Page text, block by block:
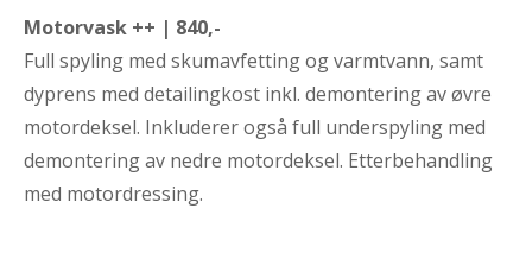
Motorvask ++ | 840,-
Full spyling med skumavfetting og varmtvann, samt
dyprens med detailingkost inkl. demontering av øvre
motordeksel. Inkluderer også full underspyling med
demontering av nedre motordeksel. Etterbehandling
med motordressing.